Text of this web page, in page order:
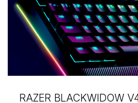
RAZER BLACKWIDOW